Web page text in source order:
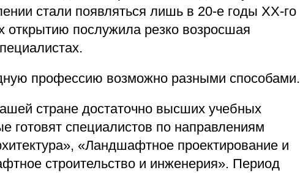
стали появляться лишь в 20-е годы XX-го
открытию послужила резко возросшая
профессию возможно разными способами.
стране достаточно высших учебных
готовят специалистов по направлениям
«Ландшафтное проектирование и
строительство и инженерия». Период